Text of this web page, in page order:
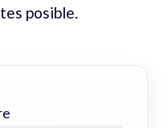
posible.